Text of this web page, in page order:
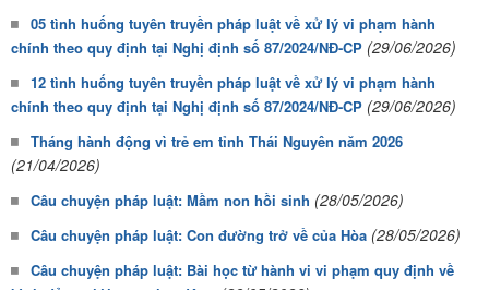
05 tình huống tuyên truyền pháp luật về xử lý vi phạm hành
chính theo quy định tại Nghị định số 87/2024/NĐ-CP (29/06/2026)
12 tình huống tuyên truyền pháp luật về xử lý vi phạm hành
chính theo quy định tại Nghị định số 87/2024/NĐ-CP (29/06/2026)
Tháng hành động vì trẻ em tỉnh Thái Nguyên năm 2026
(21/04/2026)
Câu chuyện pháp luật: Mầm non hồi sinh (28/05/2026)
Câu chuyện pháp luật: Con đường trở về của Hòa (28/05/2026)
Câu chuyện pháp luật: Bài học từ hành vi vi phạm quy định về